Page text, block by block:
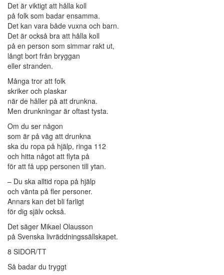
Det är viktigt att hålla koll
på folk som badar ensamma.
Det kan vara både vuxna och barn.
Det är också bra att hålla koll
på en person som simmar rakt ut,
långt bort från bryggan
eller stranden.
Många tror att folk
skriker och plaskar
när de håller på att drunkna.
Men drunkningar är oftast tysta.
Om du ser någon
som är på väg att drunkna
ska du ropa på hjälp, ringa 112
och hitta något att flyta på
för att få upp personen till ytan.
– Du ska alltid ropa på hjälp
och vänta på fler personer.
Annars kan det bli farligt
för dig själv också.
Det säger Mikael Olausson
på Svenska livräddningssällskapet.
8 SIDOR/TT
Så badar du tryggt